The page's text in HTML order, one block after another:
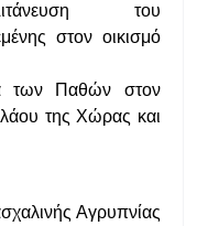
του
στον οικισμό
των Παθών στον
της Χώρας και
Αγρυπνίας